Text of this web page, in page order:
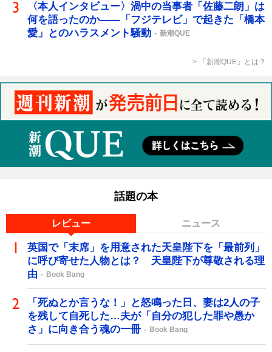
〈本人インタビュー〉渦中の当事者「佐藤二朗」は
何を語ったのか――「フジテレビ」で起きた「橋本
愛」とのハラスメント騒動
新潮QUE
「新潮QUE」とは？
話題の本
レビュー ニュース
英国で「末席」を用意された天皇陛下を「最前列」
に呼び寄せた人物とは？ 天皇陛下が尊敬される理
由
Book Bang
「死ぬとか言うな！」と怒鳴った日、妻は2人の子
を残して自死した…夫が「自分の犯した罪や愚か
さ」に向き合う魂の一冊
Book Bang